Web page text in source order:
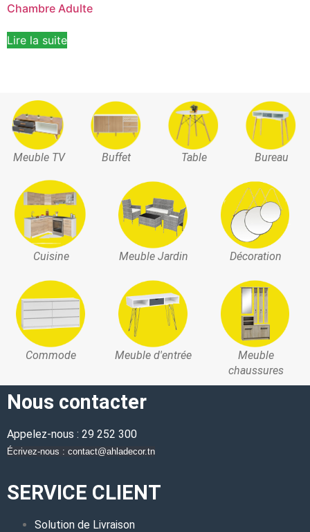
Chambre Adulte
Lire la suite
Meuble TV Buffet Table Bureau
Cuisine Meuble Jardin Décoration
Commode Meuble d'entrée
Meuble
chaussures
Nous contacter
Appelez-nous : 29 252 300
Écrivez-nous : contact@ahladecor.tn
SERVICE CLIENT
Solution de Livraison